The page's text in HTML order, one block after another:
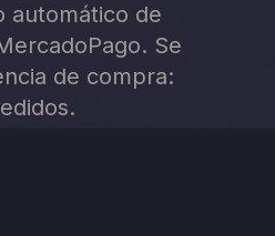
automático de
Se
de compra: